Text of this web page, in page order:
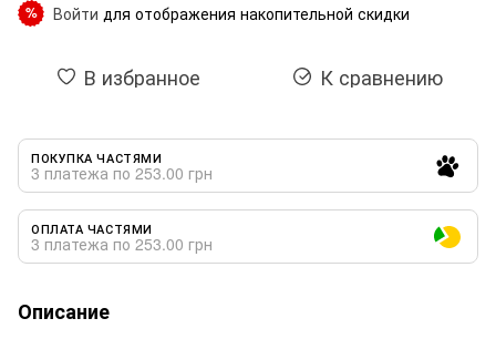
% Войти для отображения накопительной скидки
В избранное К сравнению
ПОКУПКА ЧАСТЯМИ
3 платежа по 253.00 грн
ОПЛАТА ЧАСТЯМИ
3 платежа по 253.00 грн
Описание